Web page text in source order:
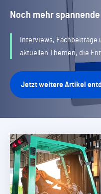
Noch mehr
Interviews, Fachbeiträge
aktuellen Themen, die
Jetzt weitere Artikel